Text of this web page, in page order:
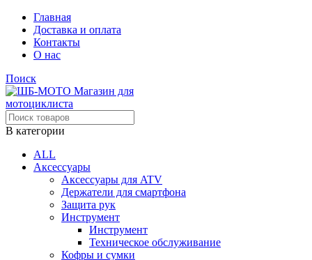
Главная
Доставка и оплата
Контакты
О нас
Поиск
В категории
ALL
Аксессуары
Аксессуары для ATV
Держатели для смартфона
Защита рук
Инструмент
Инструмент
Техническое обслуживание
Кофры и сумки